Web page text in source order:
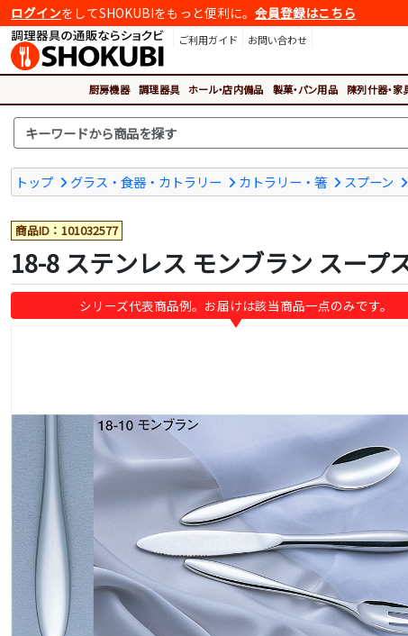
ログインをしてSHOKUBIをもっと便利に。 会員登録はこちら
ご利用ガイド
お問い合わせ
厨房機器 調理器具 ホール・店内備品 製菓・パン用品 陳列什器・家
トップ グラス・食器・カトラリー カトラリー・箸 スプーン
商品ID：101032577
18-8 ステンレス モンブラン スープ
シリーズ代表商品例。お届けは該当商品一点のみです。